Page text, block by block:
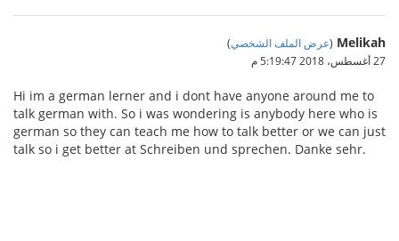
Melikah
(عرض الملف الشخصي)
27 أغسطس، 2018 5:19:47 م
Hi im a german lerner and i dont have anyone around me to
talk german with. So i was wondering is anybody here who is
german so they can teach me how to talk better or we can just
talk so i get better at Schreiben und sprechen. Danke sehr.